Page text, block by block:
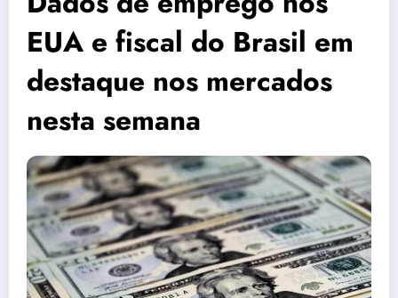
EUA e fiscal do Brasil em
destaque nos mercados
nesta semana